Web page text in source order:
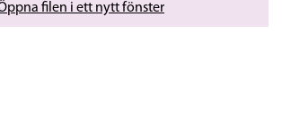
filen i ett nytt fönster